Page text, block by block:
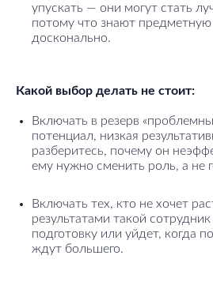
упускать — они могут стать
потому что знают предметную
досконально.
Какой выбор делать не стоит:
Включать в резерв
потенциал, низкая
разберитесь, почему он
ему нужно сменить роль, а не
Включать тех, кто не хочет
результатами такой
подготовку или уйдет, когда
ждут большего.